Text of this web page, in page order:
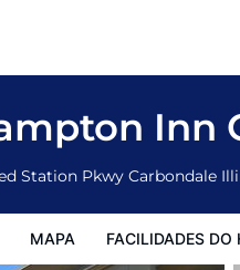
Inn
Station Pkwy Carbondale
MAPA FACILIDADES DO